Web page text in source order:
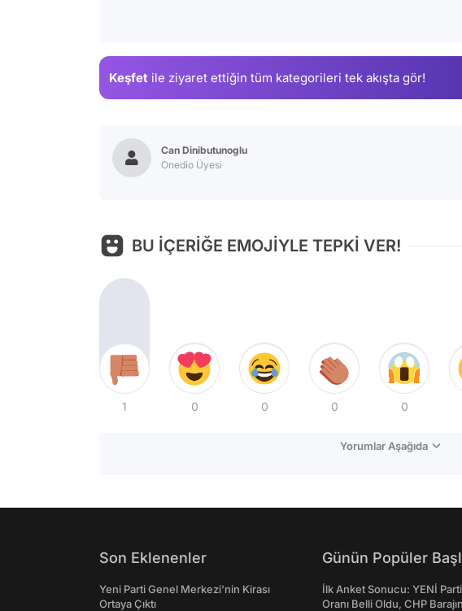
Keşfet ile ziyaret ettiğin tüm kategorileri tek akışta gör!
Can Dinibutunoglu
Onedio Üyesi
BU İÇERİĞE EMOJİYLE TEPKİ VER!
1 0 0 0 0
Yorumlar Aşağıda
Son Eklenenler
Yeni Parti Genel Merkezi'nin Kirası
Ortaya Çıktı
Günün Popüler
İlk Anket Sonucu: YENİ
Oranı Belli Oldu, CHP